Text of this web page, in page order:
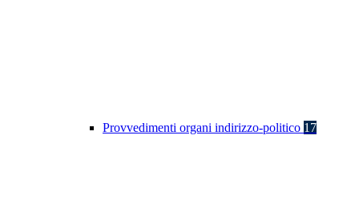
Provvedimenti organi indirizzo-politico 17